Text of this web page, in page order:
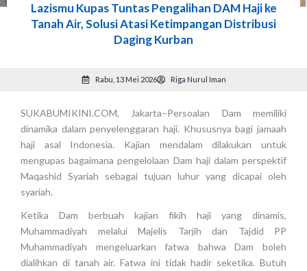
Lazismu Kupas Tuntas Pengalihan DAM Haji ke
Tanah Air, Solusi Atasi Ketimpangan Distribusi
Daging Kurban
Rabu, 13 Mei 2026 Riga Nurul Iman
SUKABUMIKINI.COM, Jakarta–Persoalan Dam memiliki
dinamika dalam penyelenggaran haji. Khususnya bagi jamaah
haji asal Indonesia. Kajian mendalam dilakukan untuk
mengupas bagaimana pengelolaan Dam haji dalam perspektif
Maqashid Syariah sebagai tujuan luhur yang dicapai oleh
syariah.
Ketika Dam berbuah kajian fikih haji yang dinamis,
Muhammadiyah melalui Majelis Tarjih dan Tajdid PP
Muhammadiyah mengeluarkan fatwa bahwa Dam boleh
dialihkan di tanah air. Fatwa ini tidak hadir seketika. Butuh